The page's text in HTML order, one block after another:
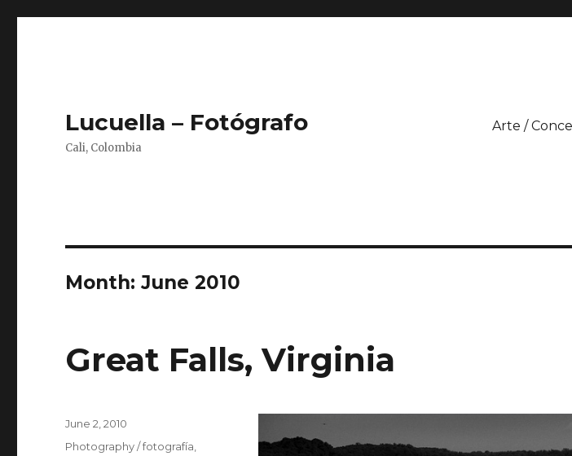
Lucuella – Fotógrafo
Cali, Colombia
Arte /
Month:June 2010
Great Falls, Virginia
Posted
on
June 2, 2010
Categories
Photography / fotografía